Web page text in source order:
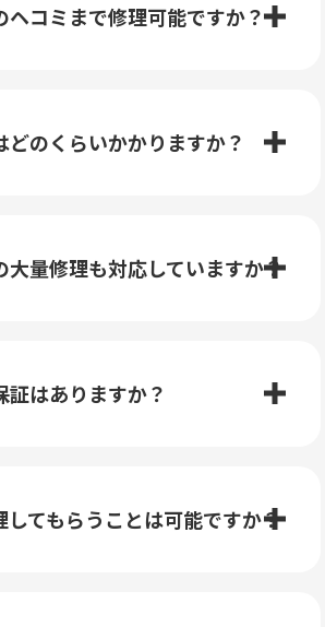
ヘコミまで修理可能ですか？
どのくらいかかりますか？
大量修理も対応していますか？
証はありますか？
してもらうことは可能ですか？